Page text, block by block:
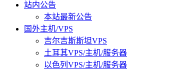
站内公告
本站最新公告
国外主机/VPS
吉尔吉斯斯坦VPS
土耳其VPS/主机/服务器
以色列VPS/主机/服务器